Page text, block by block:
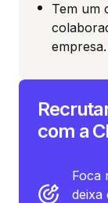
Tem um
empresa.
com a
Foca
deixa